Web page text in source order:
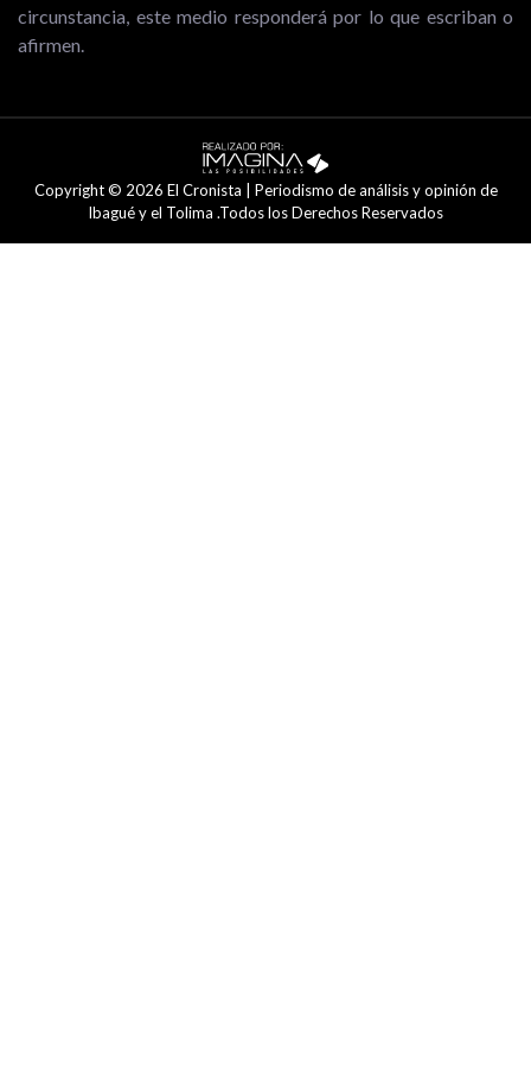
circunstancia, este medio responderá por lo que escriban o
afirmen.
Copyright © 2026 El Cronista | Periodismo de análisis y opinión de
Ibagué y el Tolima .Todos los Derechos Reservados